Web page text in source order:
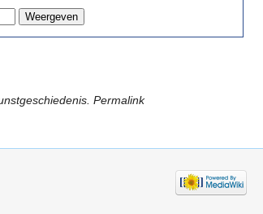
Permalink